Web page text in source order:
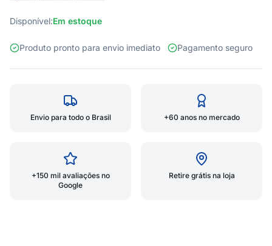
Disponível:Em estoque
Produto pronto para envio imediato Pagamento seguro
Envio para todo o Brasil +60 anos no mercado
+150 mil avaliações no
Google
Retire grátis na loja